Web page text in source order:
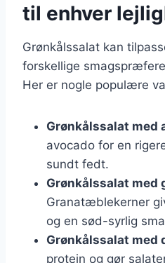
til enhver
Grønkålssalat kan
forskellige
Her er nogle populære
Grønkålssalat med
avocado for en
sundt fedt.
Grønkålssalat med
Granatæblekerner
og en sød-syrlig
Grønkålssalat med
protein og gør